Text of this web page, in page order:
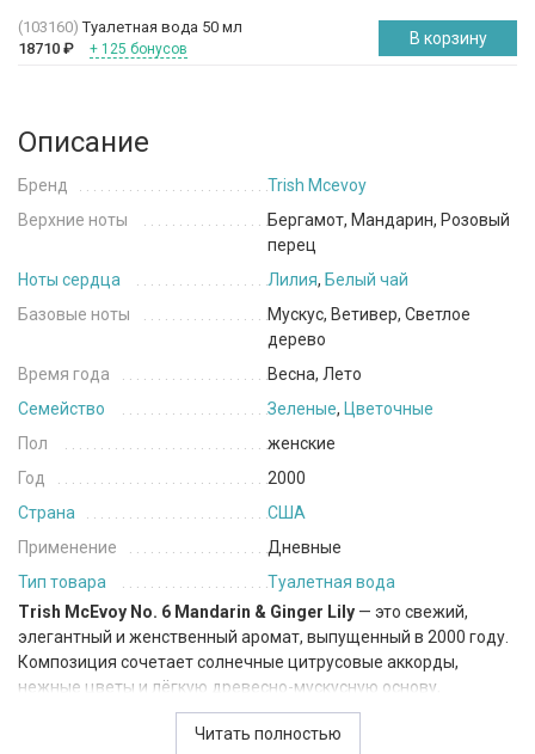
(103160) Туалетная вода 50 мл
18710 ₽ + 125 бонусов
В корзину
Описание
Бренд
Trish Mcevoy
Верхние ноты
Бергамот, Мандарин, Розовый
перец
Ноты сердца
Лилия, Белый чай
Базовые ноты
Мускус, Ветивер, Светлое
дерево
Время года
Весна, Лето
Семейство
Зеленые, Цветочные
Пол
женские
Год
2000
Страна
США
Применение
Дневные
Тип товара
Туалетная вода
Trish McEvoy No. 6 Mandarin & Ginger Lily — это свежий,
элегантный и женственный аромат, выпущенный в 2000 году.
Композиция сочетает солнечные цитрусовые аккорды,
нежные цветы и лёгкую древесно-мускусную основу,
создавая ощущение весеннего утра, наполненного чистым
воздухом и мягким солнечным светом. Это аромат
Читать полностью